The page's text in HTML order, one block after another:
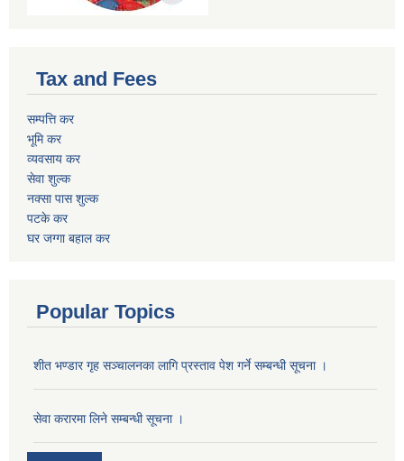
Tax and Fees
सम्पत्ति कर
भूमि कर
व्यवसाय कर
सेवा शुल्क
नक्सा पास शुल्क
पटके कर
घर जग्गा बहाल कर
Popular Topics
शीत भण्डार गृह सञ्चालनका लागि प्रस्ताव पेश गर्ने सम्बन्धी सूचना ।
सेवा करारमा लिने सम्बन्धी सूचना ।